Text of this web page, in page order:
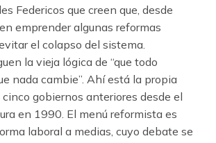
Federicos que creen que, desde
emprender algunas reformas
el colapso del sistema.
la vieja lógica de “que todo
nada cambie”. Ahí está la propia
gobiernos anteriores desde el
en 1990. El menú reformista es
laboral a medias, cuyo debate se